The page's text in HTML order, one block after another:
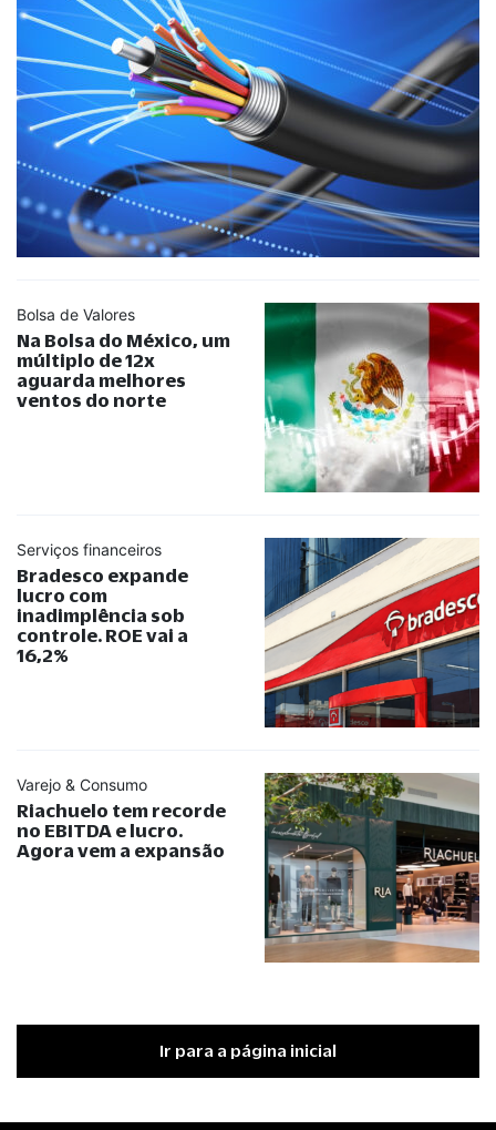
Bolsa de Valores
Na Bolsa do México, um
múltiplo de 12x
aguarda melhores
ventos do norte
Serviços financeiros
Bradesco expande
lucro com
inadimplência sob
controle. ROE vai a
16,2%
Varejo & Consumo
Riachuelo tem recorde
no EBITDA e lucro.
Agora vem a expansão
Ir para a página inicial